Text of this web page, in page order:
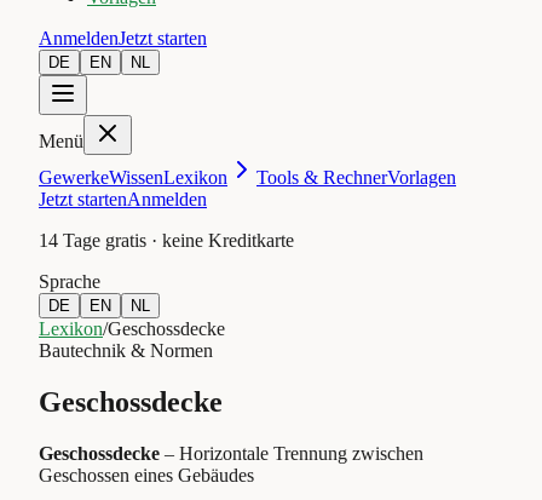
AnmeldenJetzt starten
DE EN NL
Menü
GewerkeWissenLexikon Tools & RechnerVorlagen
Jetzt startenAnmelden
14 Tage gratis · keine Kreditkarte
Sprache
DE EN NL
Lexikon/Geschossdecke
Bautechnik & Normen
Geschossdecke
Geschossdecke – Horizontale Trennung zwischen
Geschossen eines Gebäudes